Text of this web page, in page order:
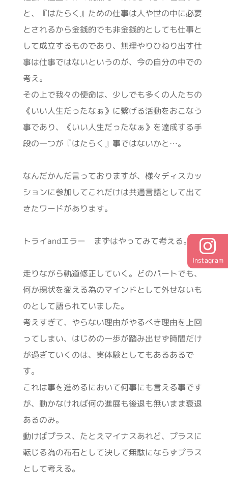
と、『はたらく』ための仕事は人や世の中に必要
とされるから金銭的でも非金銭的としても仕事と
して成立するものであり、無理やりひねり出す仕
事は仕事ではないというのが、今の自分の中での
考え。
その上で我々の使命は、少しでも多くの人たちの
《いい人生だったなぁ》に繋げる活動をおこなう
事であり、《いい人生だったなぁ》を達成する手
段の一つが『はたらく』事ではないかと…。
なんだかんだ言っておりますが、様々ディスカッ
ションに参加してこれだけは共通言語として出て
きたワードがあります。
トライandエラー まずはやってみて考える。
走りながら軌道修正していく。どのパートでも、
何か現状を変える為のマインドとして外せないも
のとして語られていました。
考えすぎて、やらない理由がやるべき理由を上回
ってしまい、はじめの一歩が踏み出せず時間だけ
が過ぎていくのは、実体験としてもあるあるで
す。
これは事を進めるにおいて何事にも言える事です
が、動かなければ何の進展も後退も無いまま衰退
あるのみ。
動けばプラス、たとえマイナスあれど、プラスに
転じる為の布石として決して無駄にならずプラス
として考える。
Instagram